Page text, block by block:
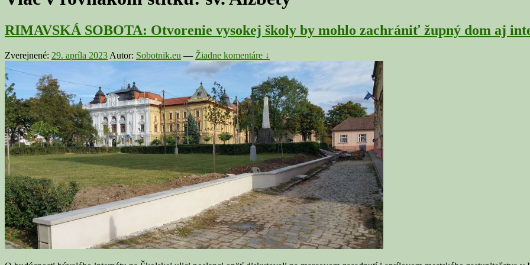
RIMAVSKÁ SOBOTA: Otvorenie vysokej školy by mohlo zachrániť župný dom aj
Zverejnené: 29. apríla 2023 Autor: Sobotnik.eu — Žiadne komentáre ↓